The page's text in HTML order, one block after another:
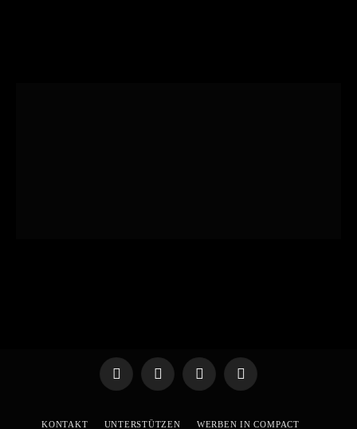
TelegramWhatsApp
X
YouTube
KONTAKT UNTERSTÜTZEN WERBEN IN COMPACT